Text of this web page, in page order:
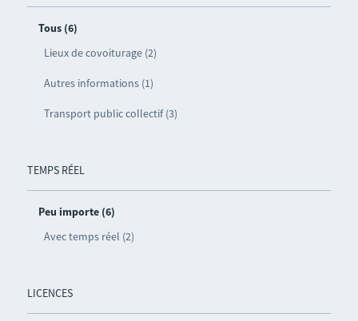
Tous (6)
Lieux de covoiturage (2)
Autres informations (1)
Transport public collectif (3)
TEMPS RÉEL
Peu importe (6)
Avec temps réel (2)
LICENCES